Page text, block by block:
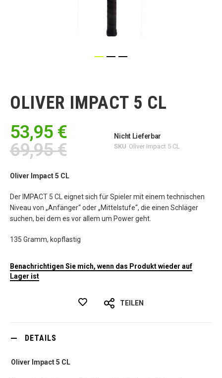
Bildgalerie
springen
OLIVER IMPACT 5 CL
53,95 €
69,95 €
Nicht Lieferbar
SKU Oliver Impact 5 CL
Oliver Impact 5 CL
Der IMPACT 5 CL eignet sich für Spieler mit einem technischen
Niveau von „Anfänger“ oder „Mittelstufe“, die einen Schläger
suchen, bei dem es vor allem um Power geht.
135 Gramm, kopflastig
Benachrichtigen Sie mich, wenn das Produkt wieder auf
Lager ist
TEILEN
DETAILS
Oliver Impact 5 CL